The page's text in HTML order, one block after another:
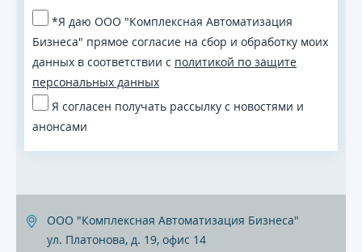
*Я даю ООО "Комплексная Автоматизация
Бизнеса" прямое согласие на сбор и обработку моих
данных в соответствии с политикой по защите
персональных данных
Я согласен получать рассылку с новостями и
анонсами
ООО "Комплексная Автоматизация Бизнеса"
ул. Платонова, д. 19, офис 14